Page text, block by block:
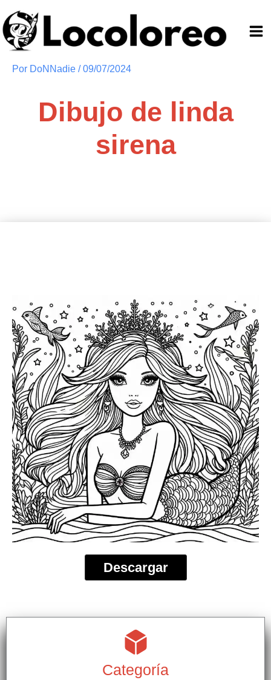
al
contenido
Por DoNNadie /09/07/2024
Dibujo de linda
sirena
Descargar
Categoría